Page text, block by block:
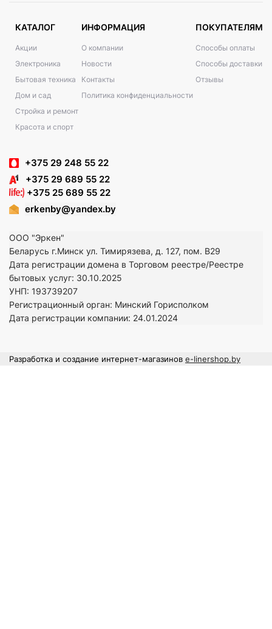
КАТАЛОГ
Акции
Электроника
Бытовая техника
Дом и сад
Стройка и ремонт
Красота и спорт
ИНФОРМАЦИЯ
О компании
Новости
Контакты
Политика конфиденциальности
ПОКУПАТЕЛЯМ
Способы оплаты
Способы доставки
Отзывы
+375 29 248 55 22
+375 29 689 55 22
+375 25 689 55 22
erkenby@yandex.by
ООО "Эркен"
Беларусь г.Минск ул. Тимирязева, д. 127, пом. В29
Дата регистрации домена в Торговом реестре/Реестре
бытовых услуг: 30.10.2025
УНП: 193739207
Регистрационный орган: Минский Горисполком
Дата регистрации компании: 24.01.2024
Разработка и создание интернет-магазинов e-linershop.by